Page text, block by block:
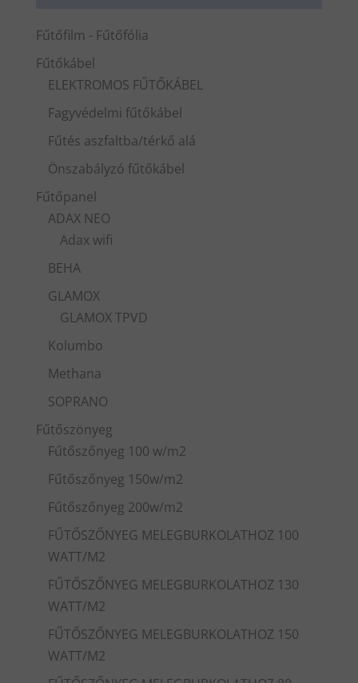
Fűtőfilm - Fűtőfólia
Fűtőkábel
ELEKTROMOS FŰTŐKÁBEL
Fagyvédelmi fűtőkábel
Fűtés aszfaltba/térkő alá
Önszabályzó fűtőkábel
Fűtőpanel
ADAX NEO
Adax wifi
BEHA
GLAMOX
GLAMOX TPVD
Kolumbo
Methana
SOPRANO
Fűtőszönyeg
Fűtőszőnyeg 100 w/m2
Fűtőszőnyeg 150w/m2
Fűtőszőnyeg 200w/m2
FŰTŐSZŐNYEG MELEGBURKOLATHOZ 100
WATT/M2
FŰTŐSZŐNYEG MELEGBURKOLATHOZ 130
WATT/M2
FŰTŐSZŐNYEG MELEGBURKOLATHOZ 150
WATT/M2